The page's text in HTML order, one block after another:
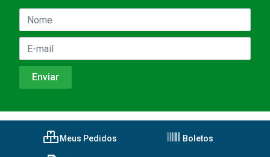
Meus Pedidos Boletos